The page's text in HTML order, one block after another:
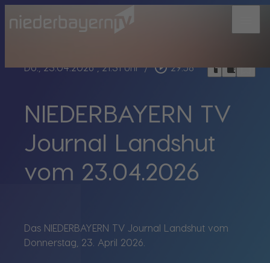
Do., 23.04.2026, 21:31 Uhr / play_circle_outline 29:58 headphoneschrome_reader_modebookmark_border
NIEDERBAYERN TV
Journal Landshut
vom 23.04.2026
Das NIEDERBAYERN TV Journal Landshut vom
Donnerstag, 23. April 2026.